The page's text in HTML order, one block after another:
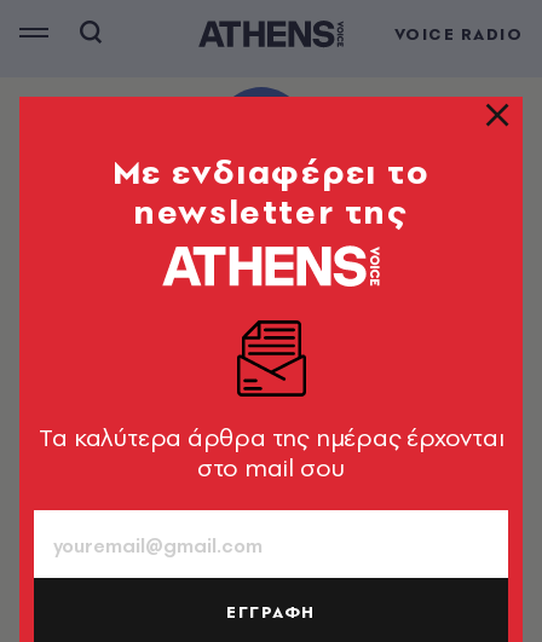
VOICE RADIO
Mε ενδιαφέρει το
newsletter της
Tα καλύτερα άρθρα της ημέρας έρχονται
στο mail σου
ΕΓΓΡΑΦΗ